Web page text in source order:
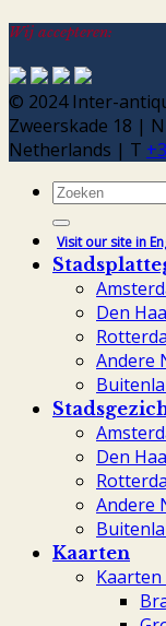
Wij accepteren:
© 2024 Inter-
Zweerskade 18 |
Netherlands | T
Zoeken
naar:
Visit our site in
Den
Andere
Den
Andere
Kaarten